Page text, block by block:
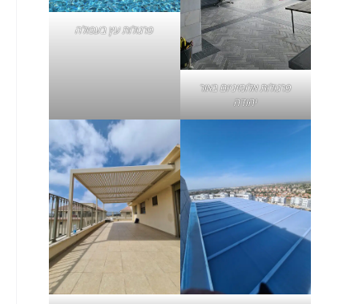
פרגולות אלומיניוםבאור
יהודה
פרגולות עץ בעפולה